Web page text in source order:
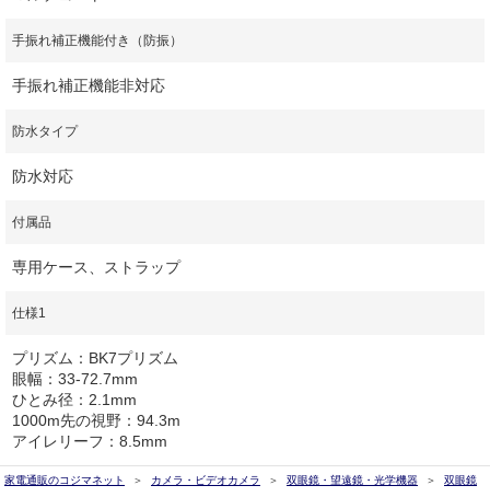
手振れ補正機能付き（防振）
手振れ補正機能非対応
防水タイプ
防水対応
付属品
専用ケース、ストラップ
仕様1
プリズム：BK7プリズム
眼幅：33-72.7mm
ひとみ径：2.1mm
1000m先の視野：94.3m
アイレリーフ：8.5mm
家電通販のコジマネット カメラ・ビデオカメラ 双眼鏡・望遠鏡・光学機器
双眼鏡